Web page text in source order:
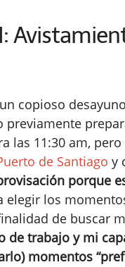
copioso
las 11:30 am,
de Santiago y
porque
elegir los
de buscar
de trabajo y mi
momentos